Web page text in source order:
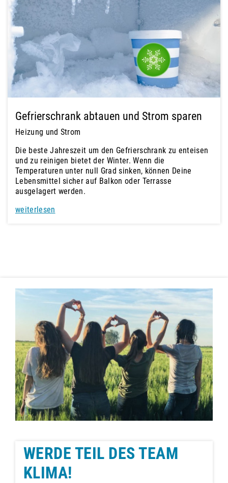
Gefrierschrank abtauen und Strom sparen
Heizung und Strom
Die beste Jahreszeit um den Gefrierschrank zu enteisen
und zu reinigen bietet der Winter. Wenn die
Temperaturen unter null Grad sinken, können Deine
Lebensmittel sicher auf Balkon oder Terrasse
ausgelagert werden.
weiterlesen
WERDE TEIL DES TEAM
KLIMA!